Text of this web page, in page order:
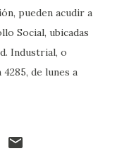
pueden acudir a
Social, ubicadas
Industrial, o
de lunes a